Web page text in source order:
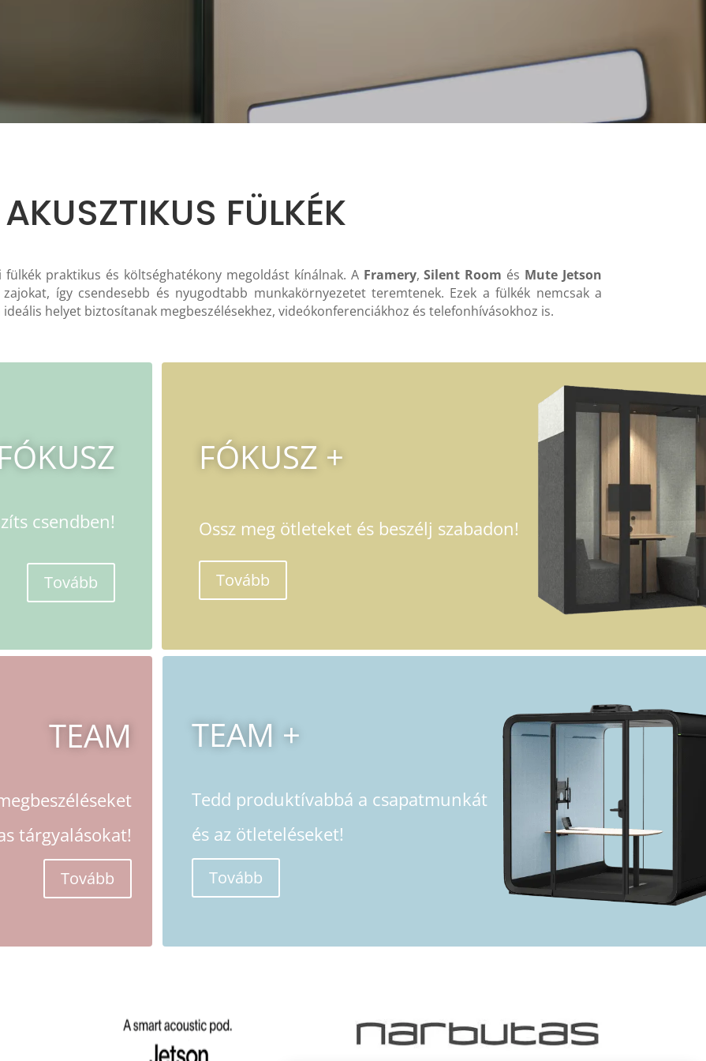
AKUSZTIKUS FÜLKÉK
praktikus és költséghatékony megoldást kínálnak. A Framery,Silent Room és Mute Jetson
így csendesebb és nyugodtabb munkakörnyezetet teremtenek. Ezek a fülkék nemcsak a
helyet biztosítanak megbeszélésekhez, videókonferenciákhoz és telefonhívásokhoz is.
FÓKUSZ
csendben!
Tovább
FÓKUSZ +
Ossz meg ötleteket és beszélj szabadon!
Tovább
TEAM
tárgyalásokat!
Tovább
TEAM +
Tedd produktívabbá a csapatmunkát
és az ötleteléseket!
Tovább